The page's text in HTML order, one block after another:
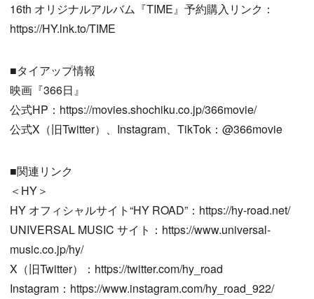
16th オリジナルアルバム『TIME』予約購入リンク：
https://HY.lnk.to/TIME
■タイアップ情報
映画『366日』
公式HP：https://movies.shochiku.co.jp/366movie/
公式X（旧Twitter）、Instagram、TikTok：@366movie
■関連リンク
＜HY＞
HY オフィシャルサイト“HY ROAD”：https://hy-road.net/
UNIVERSAL MUSIC サイト：https://www.universal-
music.co.jp/hy/
X（旧Twitter）：https://twitter.com/hy_road
Instagram：https://www.instagram.com/hy_road_922/